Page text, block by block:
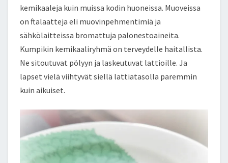
kemikaaleja kuin muissa kodin huoneissa. Muoveissa
on ftalaatteja eli muovinpehmentimiä ja
sähkölaitteissa bromattuja palonestoaineita.
Kumpikin kemikaaliryhmä on terveydelle haitallista.
Ne sitoutuvat pölyyn ja laskeutuvat lattioille. Ja
lapset vielä viihtyvät siellä lattiatasolla paremmin
kuin aikuiset.